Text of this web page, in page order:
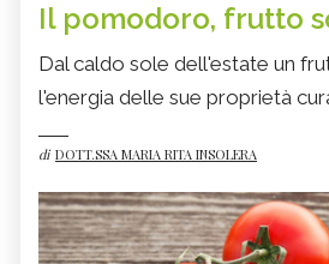
Il pomodoro, frutto
Dal caldo sole dell'estate un
l'energia delle sue proprietà
di DOTT.SSA MARIA RITA INSOLERA